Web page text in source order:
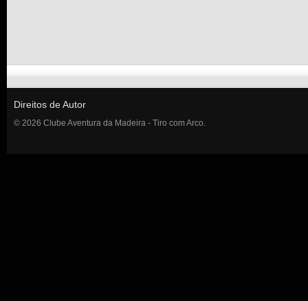
Direitos de Autor
© 2026 Clube Aventura da Madeira - Tiro com Arco.